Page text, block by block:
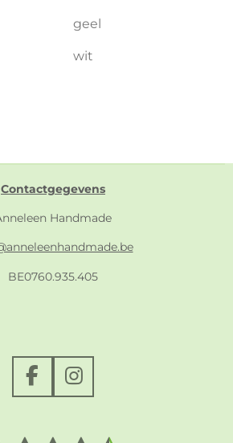
geel
wit
Contactgegevens
Handmade
BE0760.935.405
F
a
I
n